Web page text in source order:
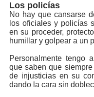
Los policías
No hay que cansarse
los oficiales y policías
en su proceder,
humillar y golpear a un
Personalmente tengo
que saben que
de injusticias en su
dando la cara sin